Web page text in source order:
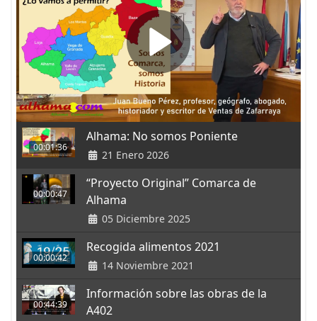
00:01:36
Alhama: No somos Poniente
21 Enero 2026
00:00:47
“Proyecto Original” Comarca de
Alhama
05 Diciembre 2025
00:00:42
Recogida alimentos 2021
14 Noviembre 2021
00:44:39
Información sobre las obras de la
A402